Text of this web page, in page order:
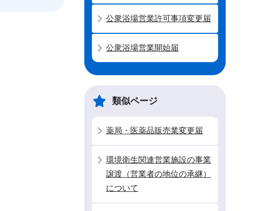
公衆浴場営業許可事項変更届
公衆浴場営業開始届
類似ページ
薬局・医薬品販売業変更届
環境衛生関連営業施設の事業
譲渡（営業者の地位の承継）
について